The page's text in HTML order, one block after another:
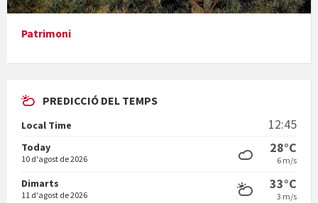
En Bum
Patrimoni
PREDICCIÓ DEL TEMPS
Local Time 12:45
Today
10 d'agost de 2026
28°C
6 m/s
Dimarts
11 d'agost de 2026
33°C
3 m/s